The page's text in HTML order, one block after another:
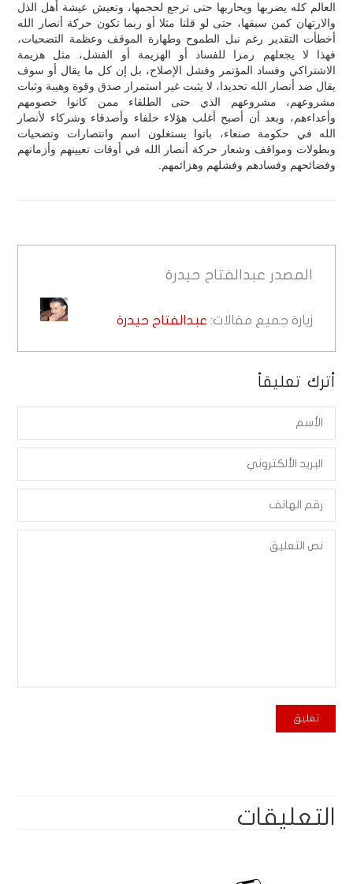
العالم كله يضربها ويحاربها حتى ترجع لحجمها، وتعيش عيشة أهل الذل
والارتهان كمن سبقها، حتى لو قلنا مثلا أو ربما تكون حركة أنصار الله
أخطأت التقدير رغم نبل الطموح وطهارة الموقف وعظمة التضحيات،
فهذا لا يجعلهم رمزا للفساد أو الهزيمة أو الفشل، مثل هزيمة
الاشتراكي وفساد المؤتمر وفشل الإصلاح، بل إن كل ما يقال أو سوف
يقال ضد أنصار الله تحديدا، لا يثبت غير استمرار صدق وقوة وهيبة وثبات
مشروعهم، مشروعهم الذي حتى الطلقاء ممن كانوا خصومهم
وأعداءهم، وبعد أن أصبح أغلب هؤلاء حلفاء وأصدقاء وشركاء لأنصار
الله في حكومة صنعاء، باتوا يستغلون اسم وانتصارات وتضحيات
وبطولات ومواقف وشعار حركة أنصار الله في أوقات تعيينهم وأزماتهم
وفضائحهم وفسادهم وفشلهم وهزائمهم.
المصدر عبدالفتاح حيدرة
زيارة جميع مقالات: عبدالفتاح حيدرة
أترك تعليقاً
التعليقات